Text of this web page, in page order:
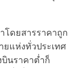
โดยสารราคาถูก
ยแห่งทั่วประเทศ
นราคาต่ำก็